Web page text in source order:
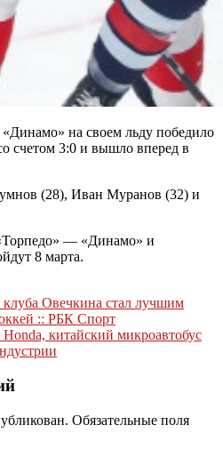
на своем льду победило
счетом 3:0 и вышло вперед в
(28), Иван Муранов (32) и
— «Динамо» и
8 марта.
Овечкина стал лучшим
:: РБК Спорт
китайский микроавтобус
Обязательные поля